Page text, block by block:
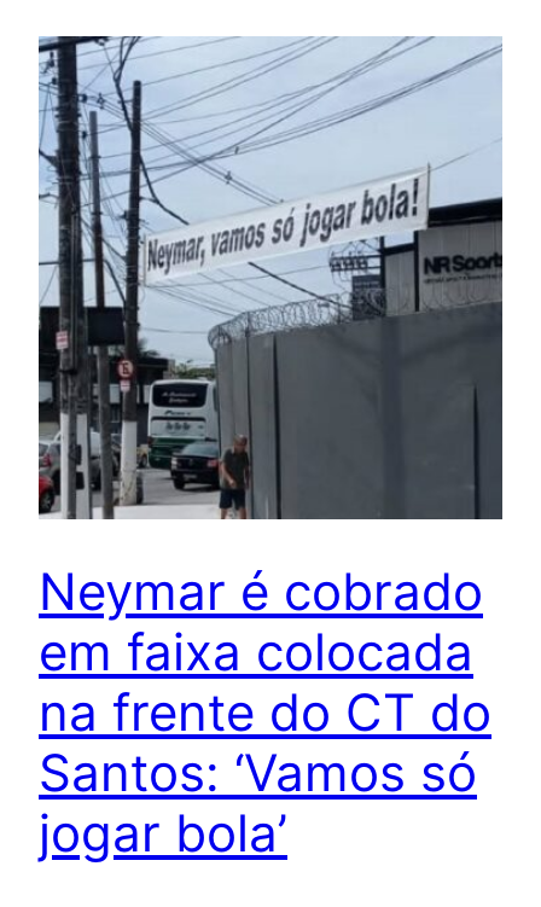
Neymar é cobrado
em faixa colocada
na frente do CT do
Santos: ‘Vamos só
jogar bola’